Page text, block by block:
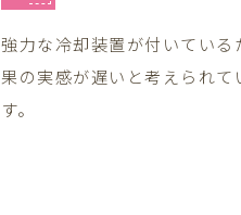
強力な冷却装置が付いてい
果の実感が遅いと考えられ
す。